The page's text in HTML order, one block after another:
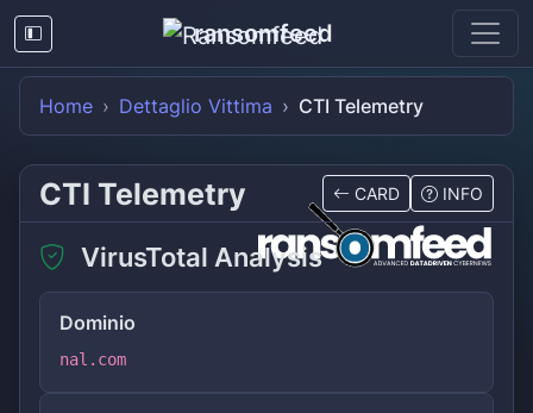
ransomfeed
Home Dettaglio Vittima CTI Telemetry
CTI Telemetry CARD INFO
VirusTotal Analysis
Dominio
nal.com